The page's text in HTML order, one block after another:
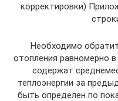
корректировки)
Необходимо
отопления равномерно
содержат
теплоэнергии за
быть определен по